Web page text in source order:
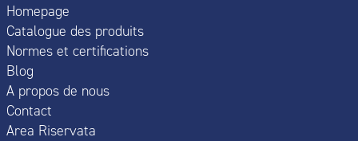
Homepage
Catalogue des produits
Normes et certifications
Blog
A propos de nous
Contact
Area Riservata